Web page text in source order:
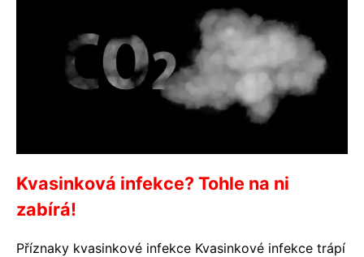
Kvasinková infekce? Tohle na ni
zabírá!
Příznaky kvasinkové infekce Kvasinkové infekce trápí